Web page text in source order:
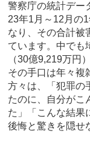
警察庁の統計デー
23年1月～12月の
なり、その合計被
ています。中でも
（30億9,219万円
その手口は年々複
方々は、「犯罪の
たのに、自分がこ
た」「こんな結果
後悔と驚きを隠せ